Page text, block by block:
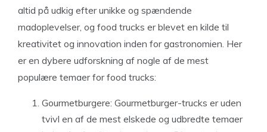
altid på udkig efter unikke og spændende
madoplevelser, og food trucks er blevet en kilde til
kreativitet og innovation inden for gastronomien. Her
er en dybere udforskning af nogle af de mest
populære temaer for food trucks:
Gourmetburgere: Gourmetburger-trucks er uden
tvivl en af de mest elskede og udbredte temaer